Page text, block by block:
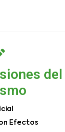
del
Efectos